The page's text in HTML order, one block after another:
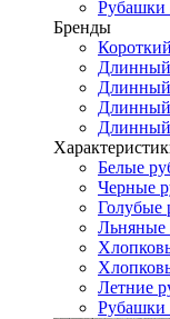
Рубашки
Бренды
Длинный
Длинный
Белые
Черные
Голубые
Льняные
Летние
Рубашки